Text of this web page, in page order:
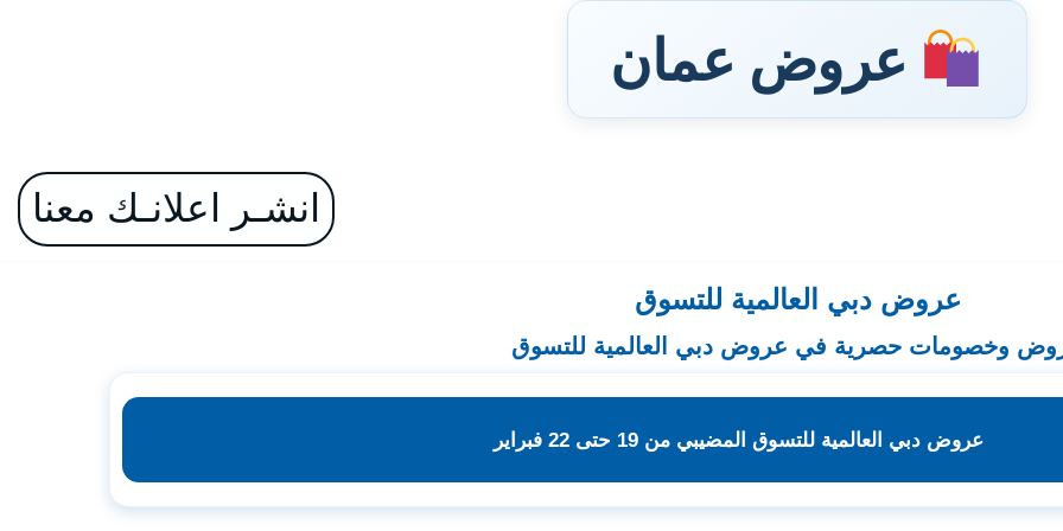
عروض عمان
انشـر اعلانـك معنا
عروض دبي العالمية للتسوق
وخصومات حصرية في عروض دبي العالمية للتسوق
عروض دبي العالمية للتسوق المضيبي من 19 حتى 22 فبراير